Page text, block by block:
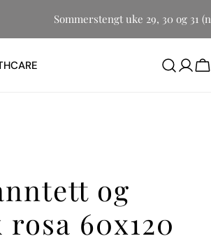
Sommerstengt uke 29, 30 og
og
60x120